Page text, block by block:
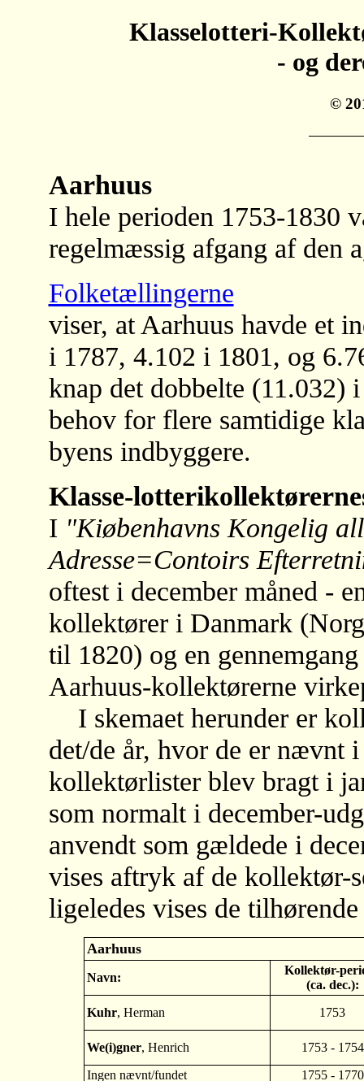
Klasselotteri-
- og
©
Aarhuus
I hele perioden 1753-1830
regelmæssig afgang af den
Folketællingerne
viser, at Aarhuus havde et
i 1787, 4.102 i 1801, og
knap det dobbelte (11.032)
behov for flere samtidige
byens indbyggere.
Klasse-
I "Kiøbenhavns Kongelig
Adresse=Contoirs
oftest i december måned -
kollektører i Danmark
til 1820) og en
Aarhuus-kollektørerne
I skemaet herunder er
det/de år, hvor de er nævnt
kollektørlister blev bragt i
som normalt i december-
anvendt som gældede i
vises aftryk af de kollektør-
ligeledes vises de
Aarhuus
Navn:
Kollektør-
(ca. dec.):
Kuhr, Herman 1753
We(i)gner, Henrich
1753 - 1754
Ingen nævnt/fundet
1755 - 1770